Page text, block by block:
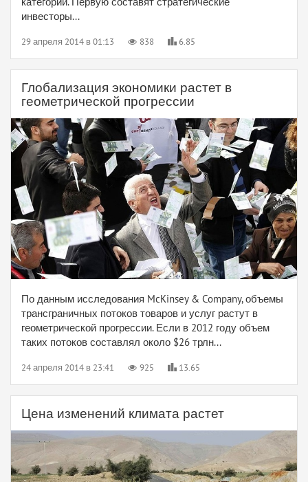
инвесторы...
29 апреля 2014 в 01:13 838 6.85
Глобализация экономики растет в
геометрической прогрессии
По данным исследования McKinsey & Company, объемы
трансграничных потоков товаров и услуг растут в
геометрической прогрессии. Если в 2012 году объем
таких потоков составлял около $26 трлн...
24 апреля 2014 в 23:41 925 13.65
Цена изменений климата растет